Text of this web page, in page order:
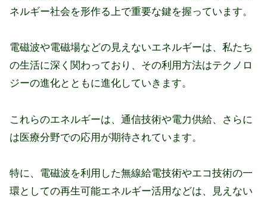
ネルギー社会を形作る上で重要な鍵を握っています。
電磁波や電磁場などの見えないエネルギーは、私たち
の生活に深く関わっており、その利用方法はテクノロ
ジーの進化とともに進化していきます。
これらのエネルギーは、通信技術や電力供給、さらに
は医療分野での応用が期待されています。
特に、電磁波を利用した無線給電技術やエコ技術の一
環としての再生可能エネルギー活用などは、見えない